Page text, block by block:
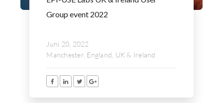
Group event 2022
Juni 20, 2022
Manchester, England, UK & Ireland